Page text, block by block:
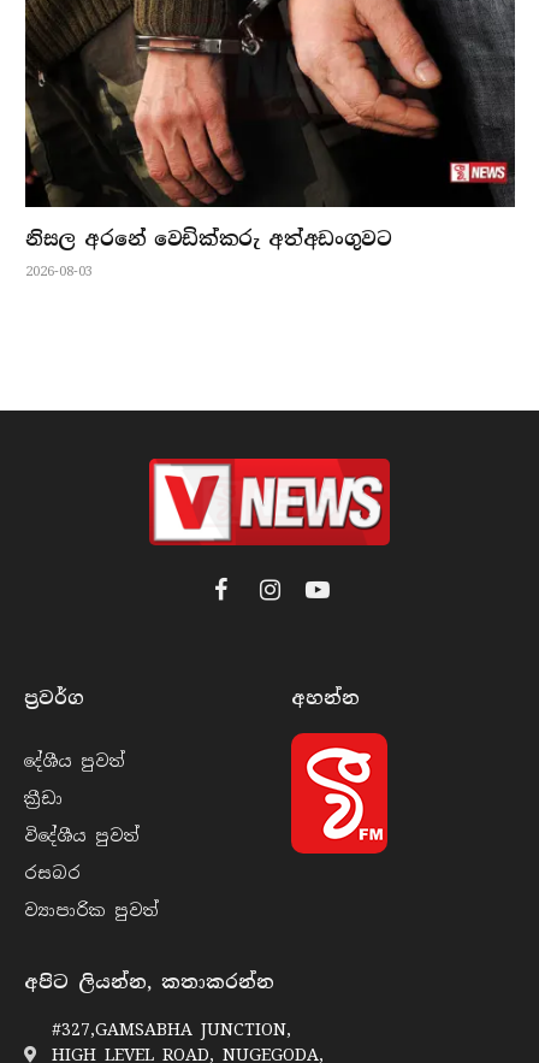
නිසල අරනේ වෙඩික්කරු අත්අඩංගුවට
2026-08-03
FacebookInstagramYouTube
ප්‍රවර්​ග
දේශීය පුව​ත්
ක්‍රී​ඩා
විදේශීය පුව​ත්
රසබ​ර
ව්‍යාපාරික පුව​ත්
අහන්​න
අපිට ලියන්න, කතාකරන්න
#327,GAMSABHA JUNCTION,
HIGH LEVEL ROAD, NUGEGODA,